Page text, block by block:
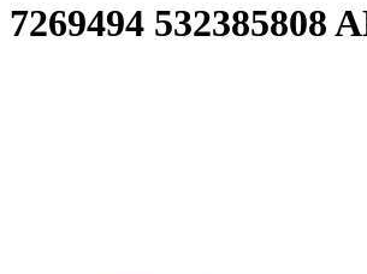
7269494 532385808